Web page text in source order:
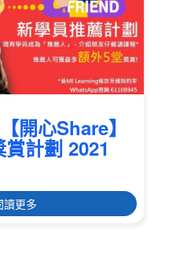
開心Share】
計劃 2021
讀更多